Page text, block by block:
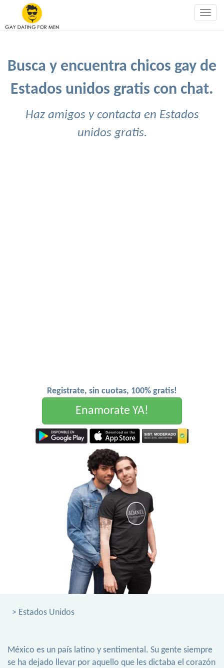
Busca y encuentra chicos gay de
Estados unidos gratis con chat.
Haz amigos y contacta en Estados
unidos gratis.
Registrate, sin cuotas, 100% gratis!
Enamorate YA!
> Estados Unidos
México es un país latino y sentimental. Su gente siempre
se ha dejado llevar por aquello que les dictaba el corazón